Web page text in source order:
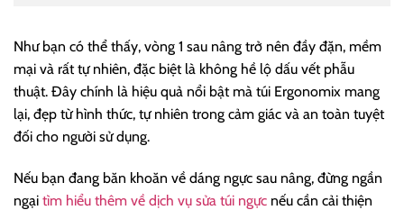
Như bạn có thể thấy, vòng 1 sau nâng trở nên đầy đặn, mềm
mại và rất tự nhiên, đặc biệt là không hề lộ dấu vết phẫu
thuật. Đây chính là hiệu quả nổi bật mà túi Ergonomix mang
lại, đẹp từ hình thức, tự nhiên trong cảm giác và an toàn tuyệt
đối cho người sử dụng.
Nếu bạn đang băn khoăn về dáng ngực sau nâng, đừng ngần
ngại tìm hiểu thêm về dịch vụ sửa túi ngực nếu cần cải thiện